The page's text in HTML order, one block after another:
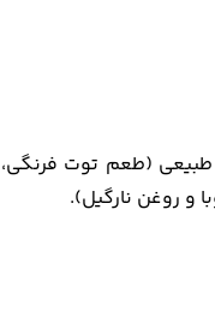
طبیعی (طعم توت فرنگی،
و روغن نارگیل).